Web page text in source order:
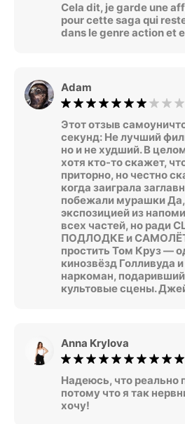
Cela dit, je garde une
pour cette saga qui
dans le genre action et
Adam
Этот отзыв
секунд: Не лучший
но и не худший. В
хотя кто-то скажет,
приторно, но честно
когда заиграла
побежали мурашки Да,
экспозицией из
всех частей, но ради
ПОДЛОДКЕ и
простить Том Круз —
кинозвёзд Голливуда
наркоман,
культовые сцены.
Anna Krylova
Надеюсь, что реально
потому что я так
хочу!